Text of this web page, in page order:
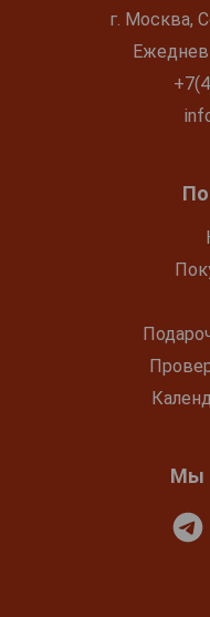
г. Москва,
Мы